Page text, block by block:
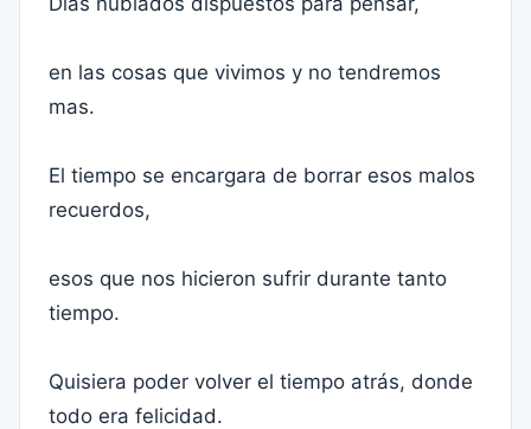
en las cosas que vivimos y no tendremos
mas.
El tiempo se encargara de borrar esos malos
recuerdos,
esos que nos hicieron sufrir durante tanto
tiempo.
Quisiera poder volver el tiempo atrás, donde
todo era felicidad.